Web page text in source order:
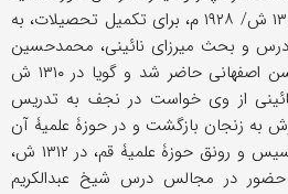
زادگاهش گذراند؛ سپس در ۱۳۰۷ ش/ ۱۹۲۸ م، برای تکمیل تحصیلات، به
و بحث میرزای نائینی، محمدحسین
نجفی اصفهانی و سید ابوالحسن اصفهانی حاضر شد و گویا در ۱۳۱۰ ش
نائینی از وی خواست در نجف به تدریس
به زنجان بازگشت و در حوزۀ علمیۀ آن
شهر به تدریس پرداخت. با تأسیس و رونق حوزۀ علمیۀ قم، در ۱۳۱۲ ش،
در مجالس درس شیخ عبدالکریم